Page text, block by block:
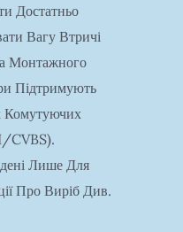
Достатньо
Вагу Втричі
Монтажного
Підтримують
Комутуючих
CVBS).
Лише Для
Про Виріб Див.